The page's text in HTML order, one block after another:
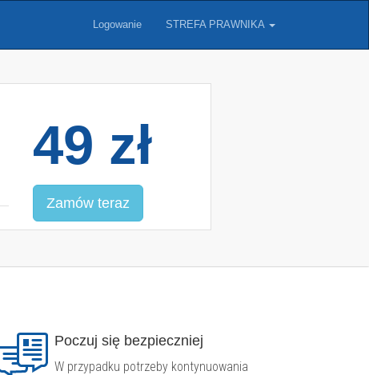
Logowanie STREFA PRAWNIKA
49 zł
Zamów teraz
Poczuj się bezpieczniej
W przypadku potrzeby kontynuowania